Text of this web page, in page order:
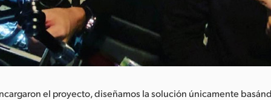
el proyecto, diseñamos la solución únicamente